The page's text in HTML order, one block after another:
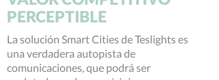
PERCEPTIBLE
La solución Smart Cities de Teslights es
una verdadera autopista de
comunicaciones, que podrá ser